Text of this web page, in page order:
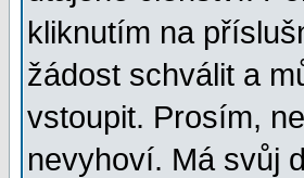
kliknutím na
žádost schválit a
vstoupit. Prosím,
nevyhoví. Má svůj